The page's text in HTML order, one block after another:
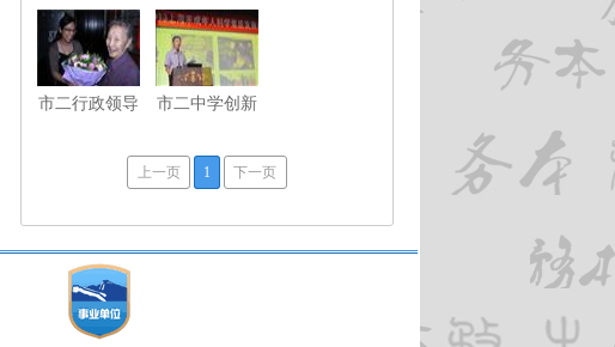
基地活动
问市二中学
市二行政领导
代表访问上海
市首批特级教
师陈美兰老师
市二中学创新
海未成年人科
学素质发展论
上一页 1 下一页